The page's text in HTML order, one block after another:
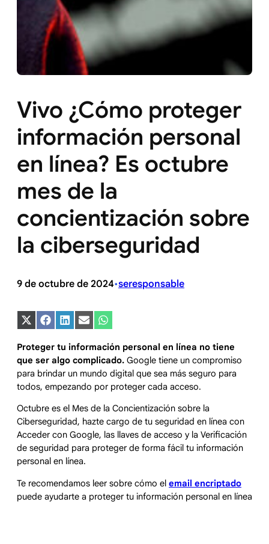
Vivo ¿Cómo proteger
información personal
en línea? Es octubre
mes de la
concientización sobre
la ciberseguridad
9 de octubre de 2024•seresponsable
Compartir
en
(Twitter)
Compartir
en
Compartir
en
Compartir
en
Compartir
en
Proteger tu información personal en línea no tiene
que ser algo complicado. Google tiene un compromiso
para brindar un mundo digital que sea más seguro para
todos, empezando por proteger cada acceso.
Octubre es el Mes de la Concientización sobre la
Ciberseguridad, hazte cargo de tu seguridad en línea con
Acceder con Google, las llaves de acceso y la Verificación
de seguridad para proteger de forma fácil tu información
personal en línea.
Te recomendamos leer sobre cómo el email encriptado
puede ayudarte a proteger tu información personal en línea